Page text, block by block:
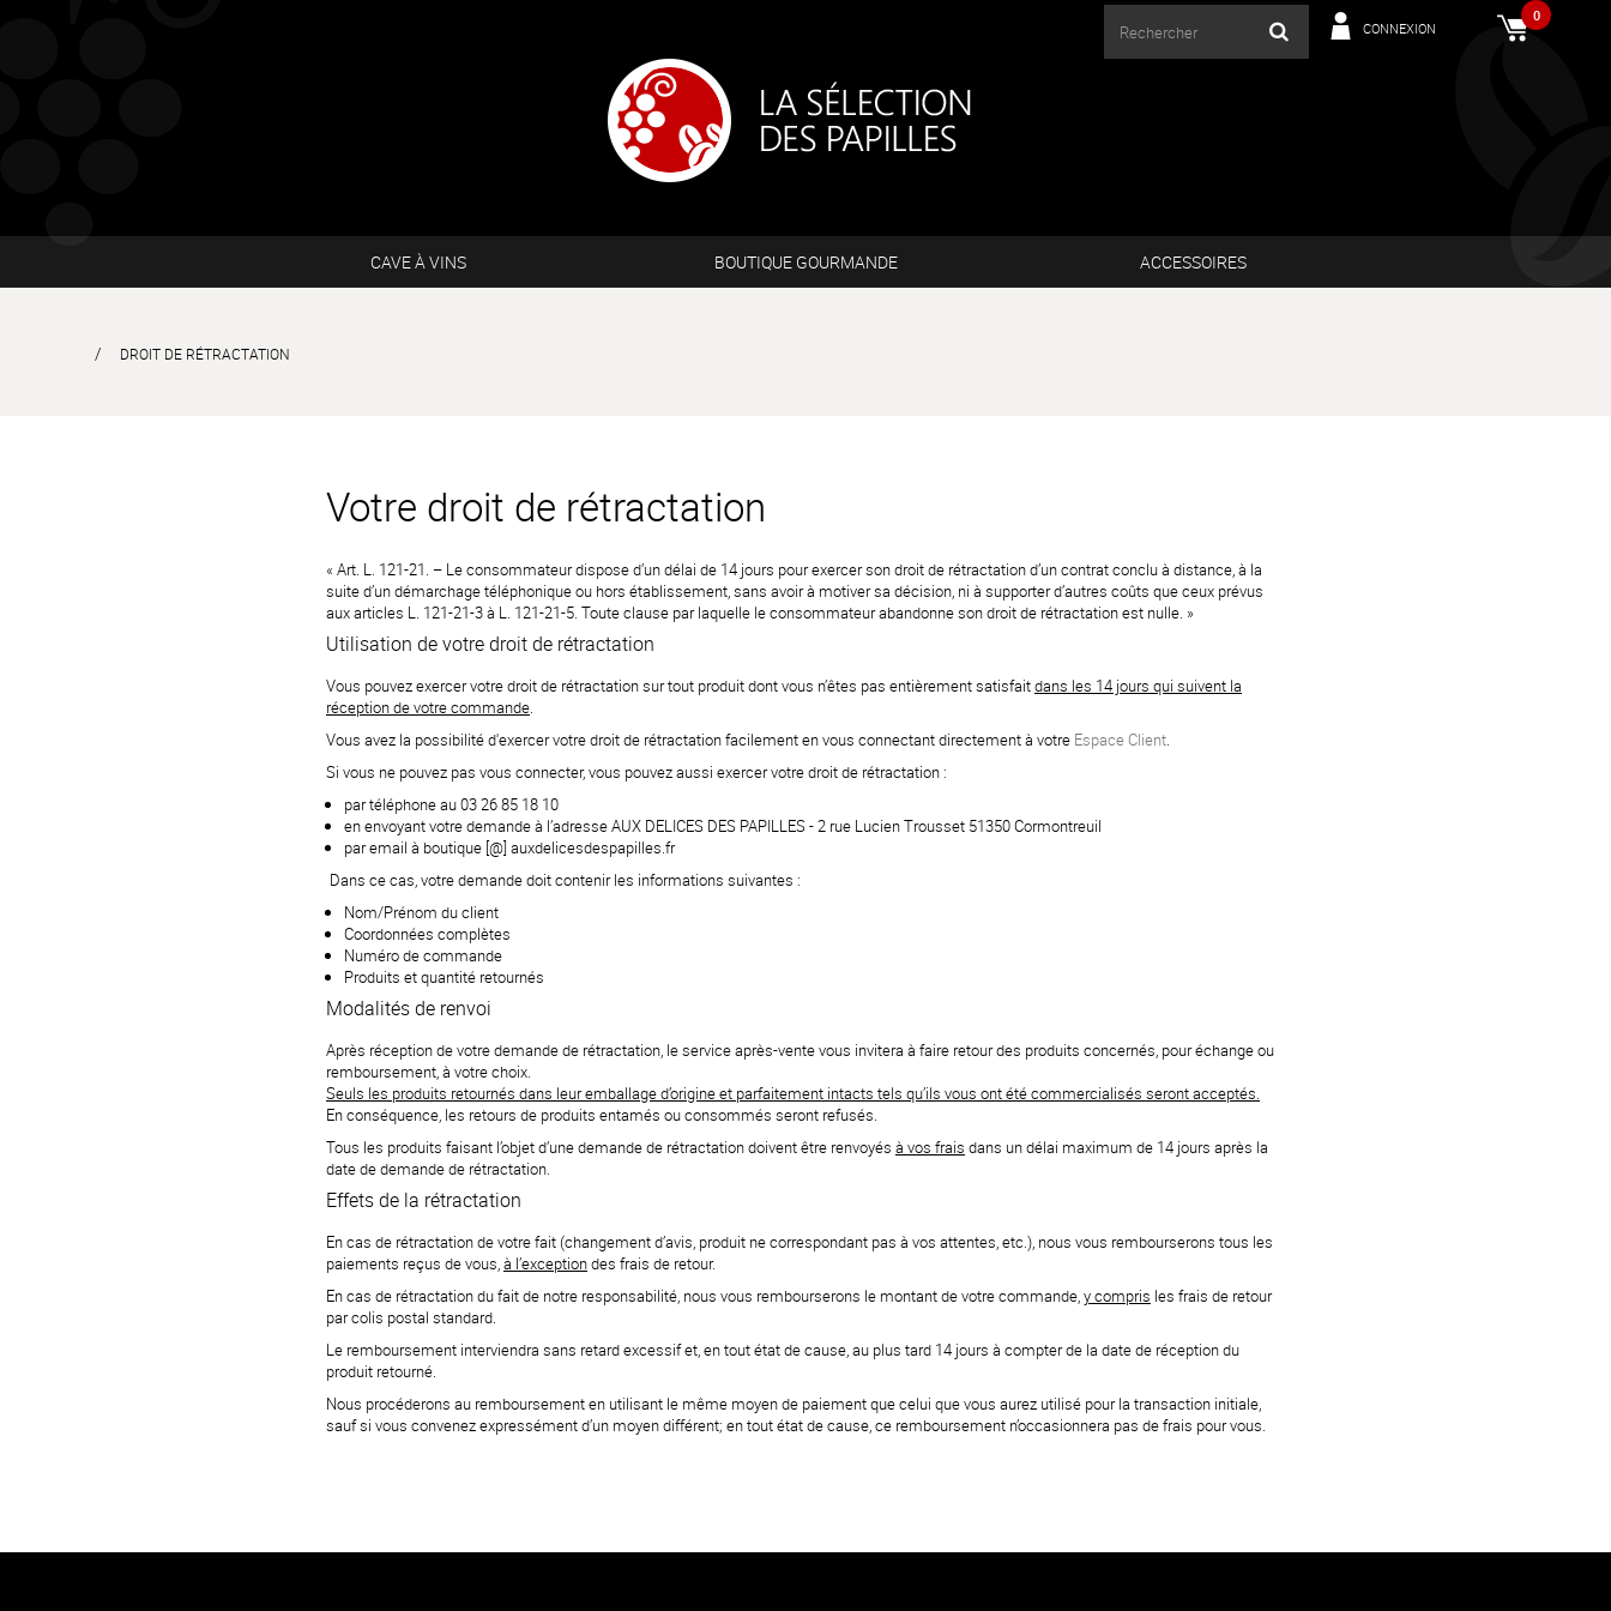
0
CONNEXION
CAVE À VINS BOUTIQUE GOURMANDE ACCESSOIRES
DROIT DE RÉTRACTATION
Votre droit de rétractation
« Art. L. 121-21. – Le consommateur dispose d’un délai de 14 jours pour exercer son droit de rétractation d’un contrat conclu à distance, à la
suite d’un démarchage téléphonique ou hors établissement, sans avoir à motiver sa décision, ni à supporter d’autres coûts que ceux prévus
aux articles L. 121-21-3 à L. 121-21-5. Toute clause par laquelle le consommateur abandonne son droit de rétractation est nulle. »
Utilisation de votre droit de rétractation
Vous pouvez exercer votre droit de rétractation sur tout produit dont vous n’êtes pas entièrement satisfaitdans les 14 jours qui suivent la
réception de votre commande.
Vous avez la possibilité d'exercer votre droit de rétractation facilement en vous connectant directement à votre Espace Client.
Si vous ne pouvez pas vous connecter, vous pouvez aussi exercer votre droit de rétractation :
par téléphone au 03 26 85 18 10
en envoyant votre demande à l’adresse AUX DELICES DES PAPILLES - 2 rue Lucien Trousset 51350 Cormontreuil
par email à boutique [@] auxdelicesdespapilles.fr
Dans ce cas, votre demande doit contenir les informations suivantes :
Nom/Prénom du client
Coordonnées complètes
Numéro de commande
Produits et quantité retournés
Modalités de renvoi
Après réception de votre demande de rétractation, le service après-vente vous invitera à faire retour des produits concernés, pour échange ou
remboursement, à votre choix.
Seuls les produits retournés dans leur emballage d’origine et parfaitement intacts tels qu’ils vous ont été commercialisés seront acceptés.
En conséquence, les retours de produits entamés ou consommés seront refusés.
Tous les produits faisant l’objet d’une demande de rétractation doivent être renvoyés à vos frais dans un délai maximum de 14 jours après la
date de demande de rétractation.
Effets de la rétractation
En cas de rétractation de votre fait (changement d’avis, produit ne correspondant pas à vos attentes, etc.), nous vous rembourserons tous les
paiements reçus de vous,à l’exceptiondes frais de retour.
En cas de rétractation du fait de notre responsabilité, nous vous rembourserons le montant de votre commande,y compris les frais de retour
par colis postal standard.
Le remboursement interviendra sans retard excessif et, en tout état de cause, au plus tard 14 jours à compter de la date de réception du
produit retourné.
Nous procéderons au remboursement en utilisant le même moyen de paiement que celui que vous aurez utilisé pour la transaction initiale,
sauf si vous convenez expressément d’un moyen différent; en tout état de cause, ce remboursement n’occasionnera pas de frais pour vous.